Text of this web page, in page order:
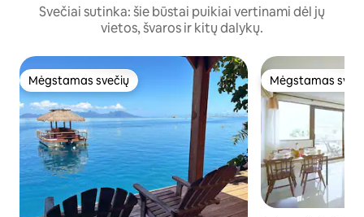
Svečiai sutinka: šie būstai puikiai vertinami dėl jų
vietos, švaros ir kitų dalykų.
Mėgstamas svečių
Mėgstamas svečių Mėgstamas
Mėgstamas